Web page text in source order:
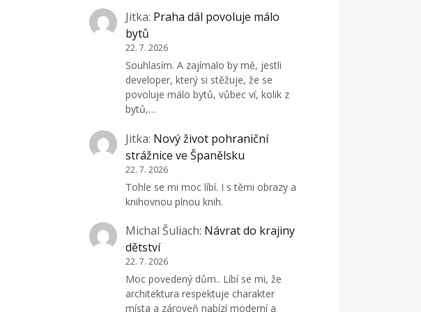
Jitka: Praha dál povoluje málo
bytů
22. 7. 2026
Souhlasím. A zajímalo by mě, jestli
developer, který si stěžuje, že se
povoluje málo bytů, vůbec ví, kolik z
bytů,…
Jitka: Nový život pohraniční
strážnice ve Španělsku
22. 7. 2026
Tohle se mi moc líbí. I s těmi obrazy a
knihovnou plnou knih.
Michal Šuliach: Návrat do krajiny
dětství
22. 7. 2026
Moc povedený dům.. Líbí se mi, že
architektura respektuje charakter
místa a zároveň nabízí moderní a